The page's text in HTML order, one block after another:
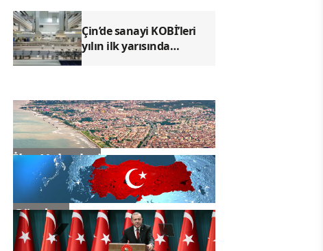
Çin’de sanayi KOBİ’leri
yılın ilk yarısında
İlçe Haberleri
Gündem